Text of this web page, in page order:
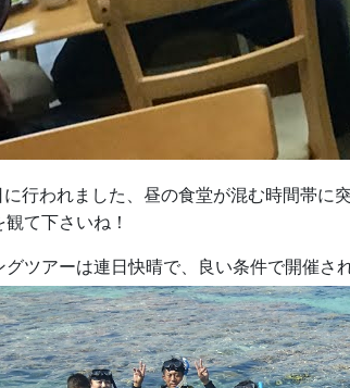
行われました、昼の食堂が混む時間帯に
て下さいね！
グツアーは連日快晴で、良い条件で開催さ